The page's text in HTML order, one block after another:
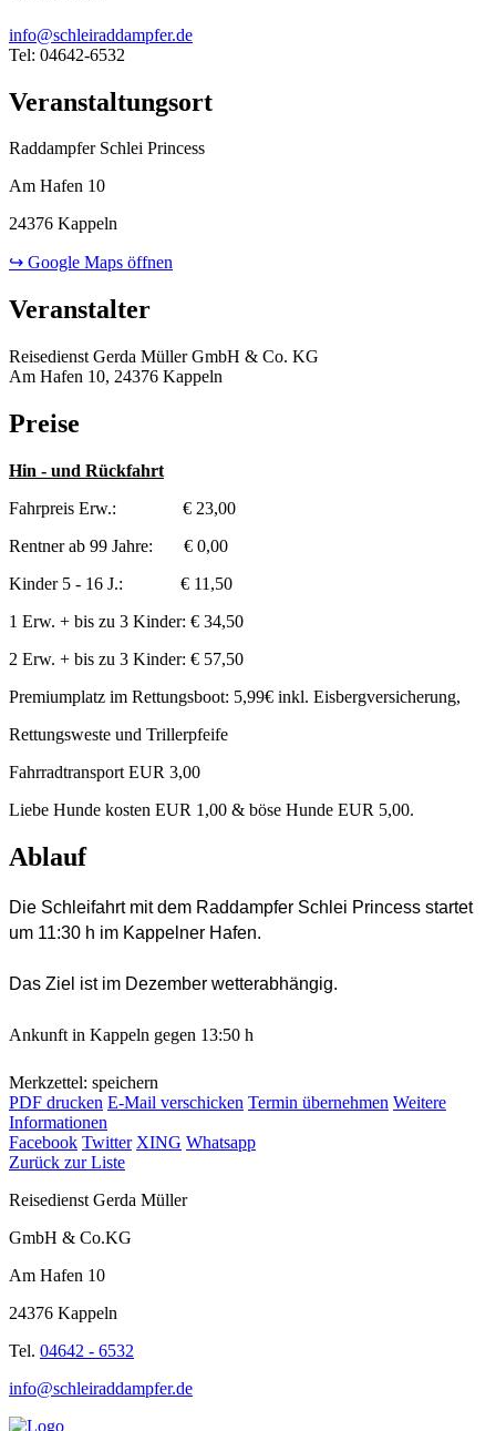
info@schleiraddampfer.de
Tel: 04642-6532
Veranstaltungsort
Raddampfer Schlei Princess
Am Hafen 10
24376 Kappeln
↪ Google Maps öffnen
Veranstalter
Reisedienst Gerda Müller GmbH & Co. KG
Am Hafen 10, 24376 Kappeln
Preise
Hin - und Rückfahrt
Fahrpreis Erw.: € 23,00
Rentner ab 99 Jahre: € 0,00
Kinder 5 - 16 J.: € 11,50
1 Erw. + bis zu 3 Kinder: € 34,50
2 Erw. + bis zu 3 Kinder: € 57,50
Premiumplatz im Rettungsboot: 5,99€ inkl. Eisbergversicherung,
Rettungsweste und Trillerpfeife
Fahrradtransport EUR 3,00
Liebe Hunde kosten EUR 1,00 & böse Hunde EUR 5,00.
Ablauf
Die Schleifahrt mit dem Raddampfer Schlei Princess startet
um 11:30 h im Kappelner Hafen.
Das Ziel ist im Dezember wetterabhängig.
Ankunft in Kappeln gegen 13:50 h
Merkzettel: speichern
PDF drucken E-Mail verschicken Termin übernehmen Weitere
Informationen
Facebook Twitter XING Whatsapp
Zurück zur Liste
Reisedienst Gerda Müller
GmbH & Co.KG
Am Hafen 10
24376 Kappeln
Tel. 04642 - 6532
info@schleiraddampfer.de